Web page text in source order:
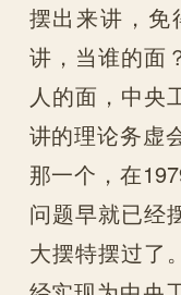
摆出来讲，免
讲，当谁的面
人的面，中央
讲的理论务虚
那一个，在
问题早就已经
大摆特摆过了